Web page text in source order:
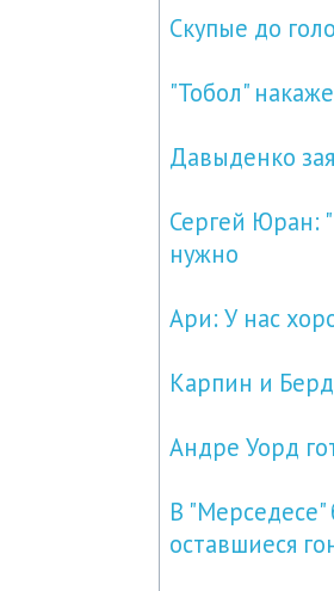
Скупые до
"Тобол"
Давыденко
Сергей Юран:
нужно
Ари: У нас
Карпин и
Андре Уорд
В "Мерседесе"
оставшиеся